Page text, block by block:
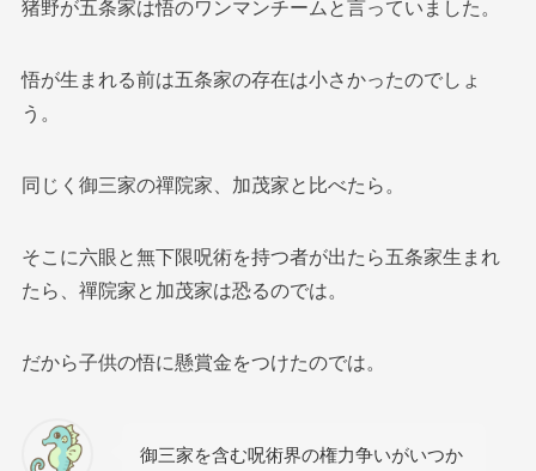
猪野が五条家は悟のワンマンチームと言っていました。
悟が生まれる前は五条家の存在は小さかったのでしょ
う。
同じく御三家の禪院家、加茂家と比べたら。
そこに六眼と無下限呪術を持つ者が出たら五条家生まれ
たら、禪院家と加茂家は恐るのでは。
だから子供の悟に懸賞金をつけたのでは。
御三家を含む呪術界の権力争いがいつか